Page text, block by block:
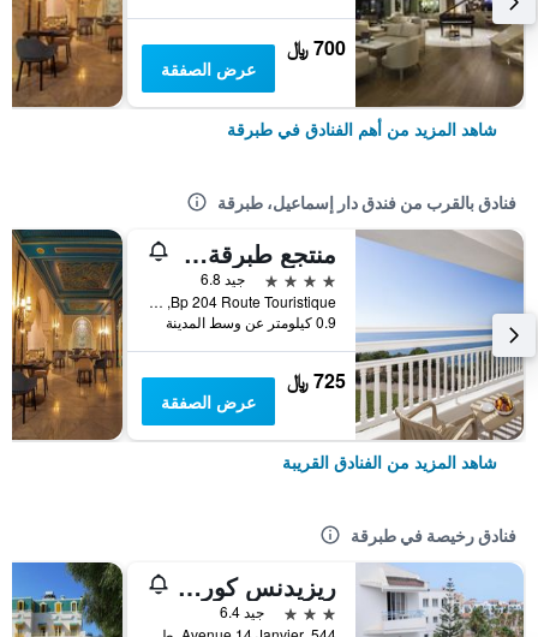
700 ﷼
عرض الصفقة
شاهد المزيد من أهم الفنادق في طبرقة
فنادق بالقرب من فندق دار إسماعيل، طبرقة
منتجع طبرقة تالاسو آند دايفنج
4 نجوم
جيد 6.8
Bp 204 Route Touristique, طبرقة, تونس
0.9 كيلومتر عن وسط المدينة
725 ﷼
عرض الصفقة
شاهد المزيد من الفنادق القريبة
فنادق رخيصة في طبرقة
ريزيدنس كورال رويال بلاج
3 نجوم
جيد 6.4